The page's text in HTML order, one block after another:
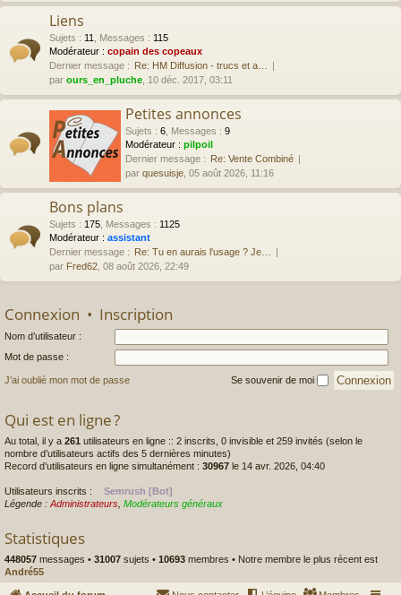
Liens
Sujets : 11 Messages : 115
Modérateur : copain des copeaux
Dernier message : Re: HM Diffusion - trucs et a…
par ours_en_pluche , 10 déc. 2017, 03:11
Petites annonces
Sujets : 6 Messages : 9
Modérateur : pilpoil
Dernier message : Re: Vente Combiné
par quesuisje , 05 août 2026, 11:16
Bons plans
Sujets : 175 Messages : 1125
Modérateur : assistant
Dernier message : Re: Tu en aurais l'usage ? Je…
par Fred62 , 08 août 2026, 22:49
Connexion • Inscription
Nom d’utilisateur :
Mot de passe :
J’ai oublié mon mot de passe Se souvenir de moi
Qui est en ligne ?
Au total, il y a 261 utilisateurs en ligne :: 2 inscrits, 0 invisible et 259 invités (selon le
nombre d’utilisateurs actifs des 5 dernières minutes)
Record d’utilisateurs en ligne simultanément : 30967 le 14 avr. 2026, 04:40
Utilisateurs inscrits :
Semrush [Bot]
Légende : Administrateurs Modérateurs généraux
Statistiques
448057 messages • 31007 sujets • 10693 membres • Notre membre le plus récent est
André55